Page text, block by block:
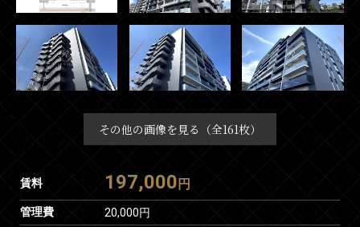
その他の画像を見る（全161枚）
賃料 197,000 円
管理費 20,000円